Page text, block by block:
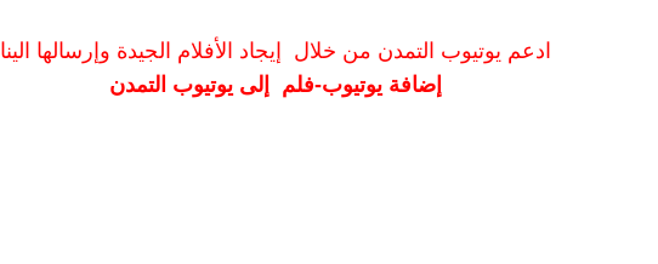
ادعم يوتيوب التمدن من خلال إيجاد الأفلام الجيدة وإرسالها الينا
إضافة يوتيوب-فلم إلى يوتيوب التمدن